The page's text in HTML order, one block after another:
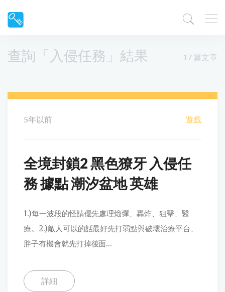
查詢「入侵任務」結果 17 篇文章
5年以前 遊戲
全境封鎖2 黑色獠牙 入侵任
務 據點 潮汐盆地 英雄
1.)每一波段的怪請優先處理熘彈、轟炸、狙擊、醫
療。2.)敵人可以的話最好先打弱點與破壞治療平台、
胖子有機會就先打掉後面...
詳細